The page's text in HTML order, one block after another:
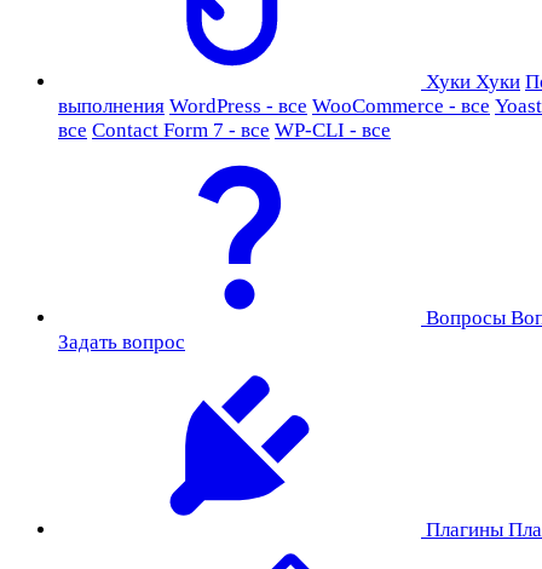
Хуки Хуки
выполнения WordPress - все WooCommerce - все
все Contact Form 7 - все WP-CLI - все
Вопросы
Задать вопрос
Плагины